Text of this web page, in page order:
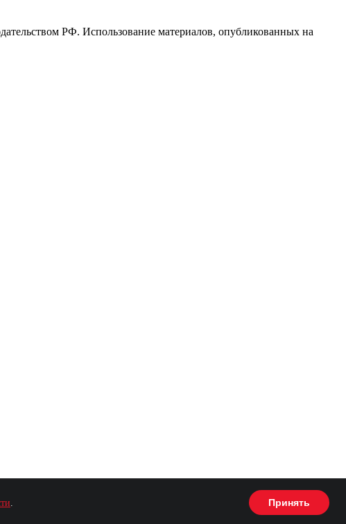
РФ. Использование материалов, опубликованных на
Принять